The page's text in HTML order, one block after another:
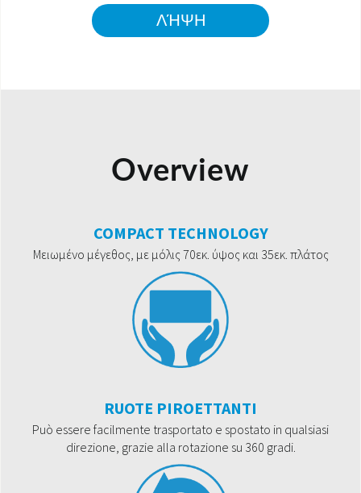
ΛΉΨΗ
Overview
COMPACT TECHNOLOGY
Μειωμένο μέγεθος, με μόλις 70εκ. ύψος και 35εκ. πλάτος
RUOTE PIROETTANTI
Può essere facilmente trasportato e spostato in qualsiasi
direzione, grazie alla rotazione su 360 gradi.